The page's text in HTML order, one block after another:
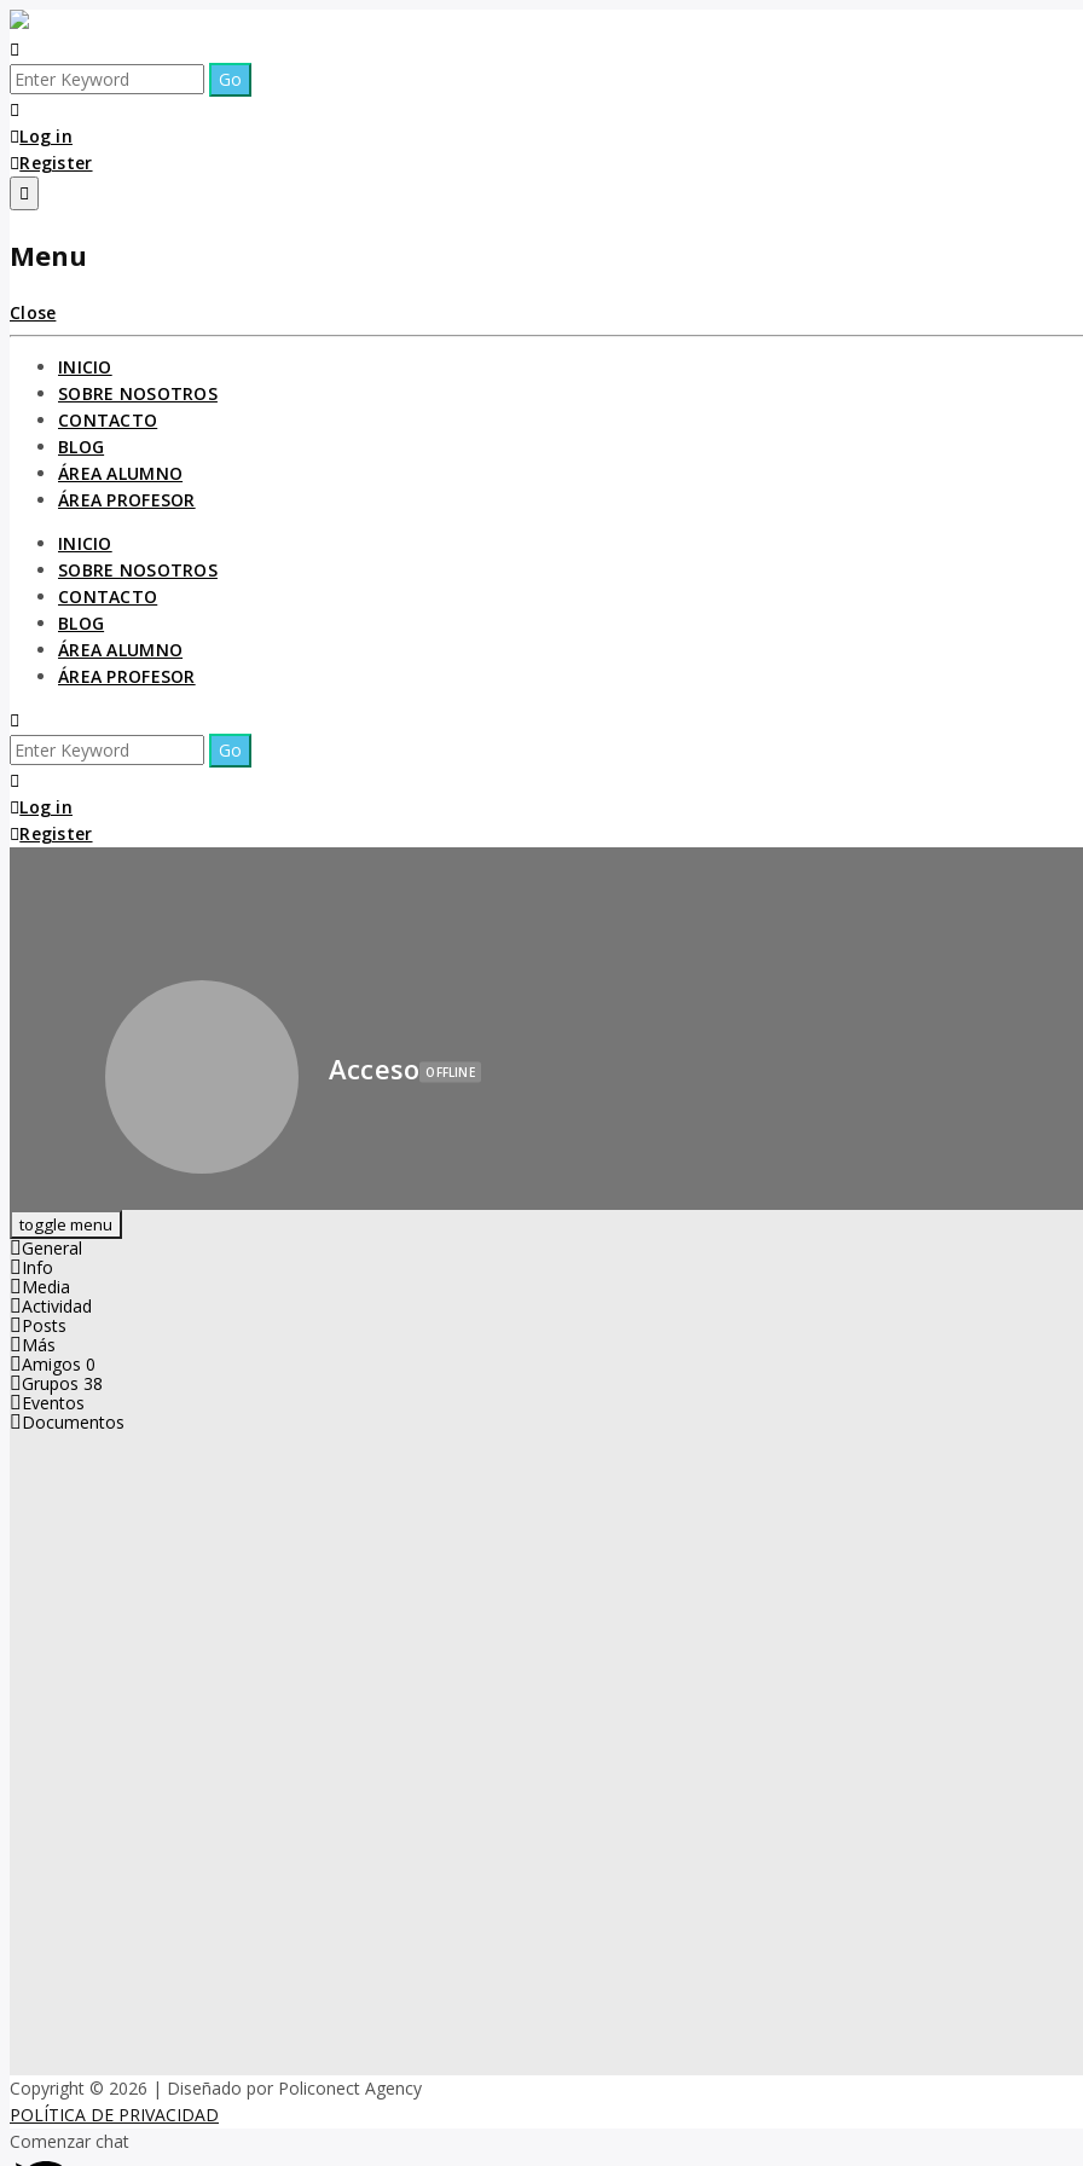
Log in
Register
Menu
Close
INICIO
SOBRE NOSOTROS
CONTACTO
BLOG
ÁREA ALUMNO
ÁREA PROFESOR
INICIO
SOBRE NOSOTROS
CONTACTO
BLOG
ÁREA ALUMNO
ÁREA PROFESOR
Log in
Register
Acceso OFFLINE
toggle menu
General
Info
Media
Actividad
Posts
Más
Amigos 0
Grupos 38
Eventos
Documentos
Copyright © 2026 | Diseñado por Policonect Agency
POLÍTICA DE PRIVACIDAD
Comenzar chat